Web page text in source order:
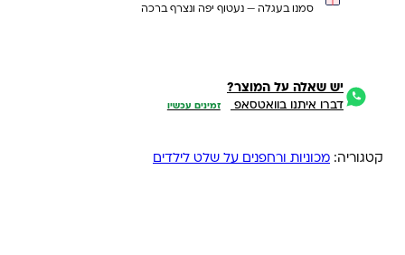
סמנו בעגלה — נעטוף יפה ונצרף ברכה
יש שאלה על המוצר?
דברו איתנו בוואטסאפ זמינים עכשיו
קטגוריה: מכוניות ורחפנים על שלט לילדים